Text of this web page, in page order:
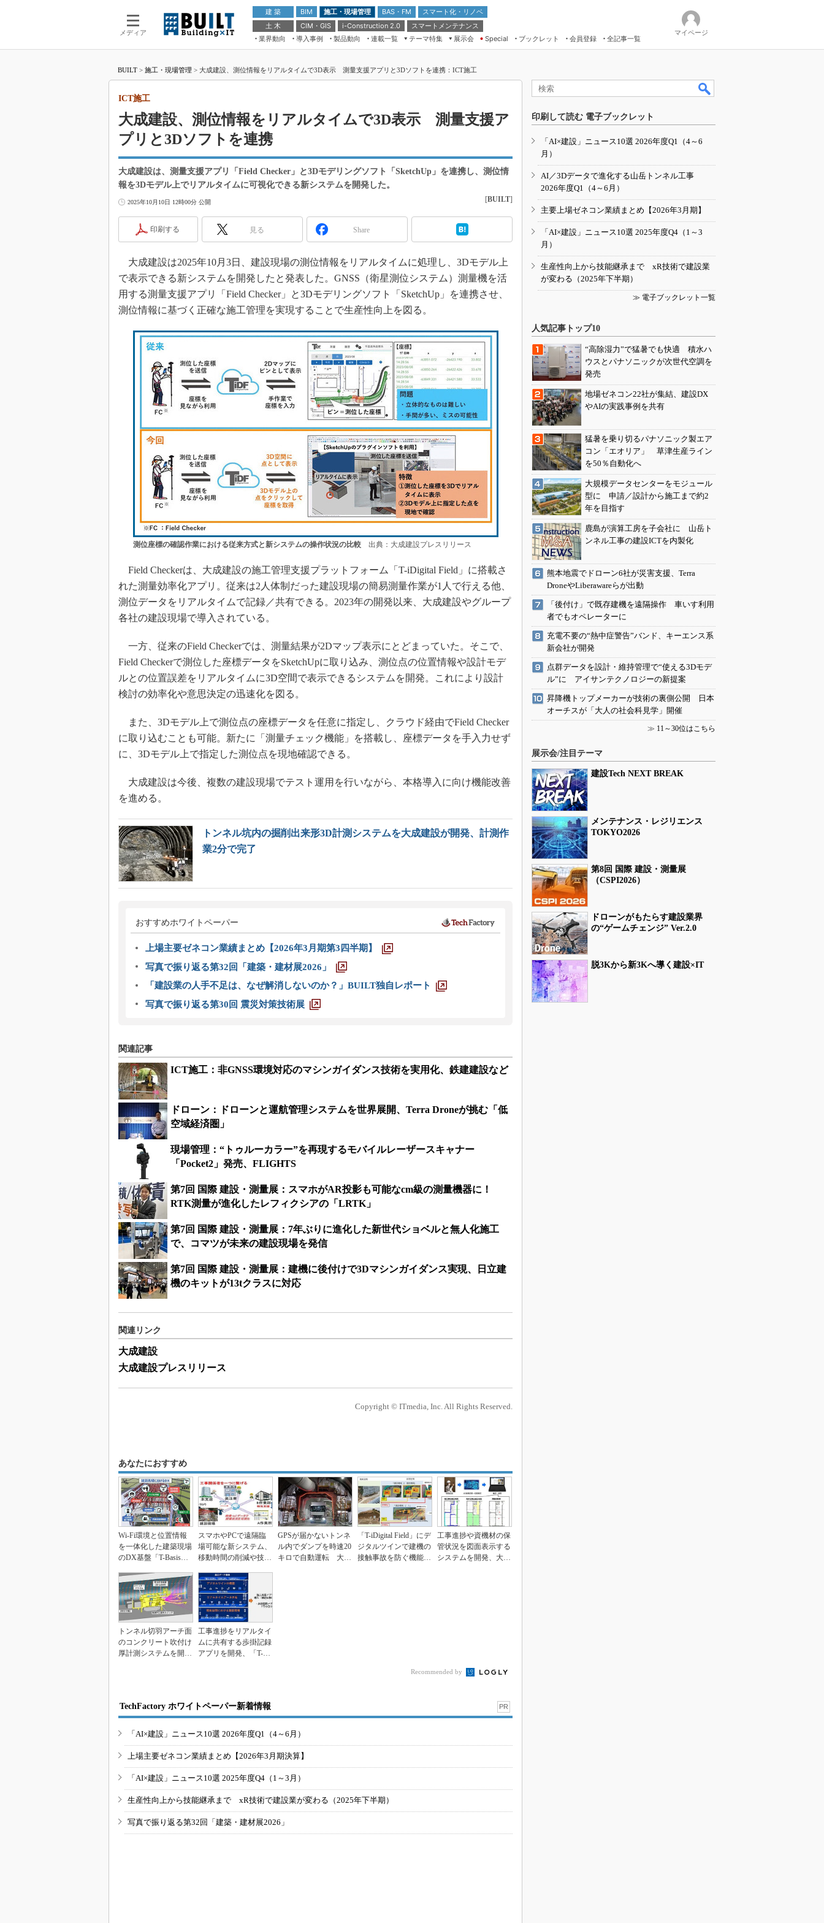
メディア
建 築 BIM 施工・現場管理 BAS・FM
スマート化・リノベ
土 木
CIM・GIS i-Construction 2.0
スマートメンテナンス
業界動向
導入事例 製品動向 連載一覧
テーマ特集
ドローンがもたらす建設業界の“ゲー
ムチェンジ” Ver.2.0
“Society5.0”時代のスマートビル
展示会
第8回 国際 建設・測量展
築・土木・不動産の先端技術展－
メンテナンス・レジリエンスOSAKA
日本 ものづくりワールド 2020
IGAS2018
Special ブックレット 会員登録 全記事一覧
マイページ
BUILT > 施工・現場管理 > 大成建設、測位情報をリアルタイムで3D表示 測量支援アプリと3Dソフトを連携：ICT施工
大成建設、測位情報をリアルタイムで3D表示 測量支援ア
プリと3Dソフトを連携
ICT施工
大成建設は、測量支援アプリ「Field Checker」と3Dモデリングソフト「SketchUp」を連携し、測位情
報を3Dモデル上でリアルタイムに可視化できる新システムを開発した。
2025年10月10日 12時00分 公開 [BUILT]
印刷する 見る Share
大成建設は2025年10月3日、建設現場の測位情報をリアルタイムに処理し、3Dモデル上
で表示できる新システムを開発したと発表した。GNSS（衛星測位システム）測量機を活
用する測量支援アプリ「Field Checker」と3Dモデリングソフト「SketchUp」を連携させ、
測位情報に基づく正確な施工管理を実現することで生産性向上を図る。
測位座標の確認作業における従来方式と新システムの操作状況の比較出典：大成建設プレスリリース
Field Checkerは、大成建設の施工管理支援プラットフォーム「T-iDigital Field」に搭載さ
れた測量効率化アプリ。従来は2人体制だった建設現場の簡易測量作業が1人で行える他、
測位データをリアルタイムで記録／共有できる。2023年の開発以来、大成建設やグループ
各社の建設現場で導入されている。
一方、従来のField Checkerでは、測量結果が2Dマップ表示にとどまっていた。そこで、
Field Checkerで測位した座標データをSketchUpに取り込み、測位点の位置情報や設計モデ
ルとの位置誤差をリアルタイムに3D空間で表示できるシステムを開発。これにより設計
検討の効率化や意思決定の迅速化を図る。
また、3Dモデル上で測位点の座標データを任意に指定し、クラウド経由でField Checker
に取り込むことも可能。新たに「測量チェック機能」を搭載し、座標データを手入力せず
に、3Dモデル上で指定した測位点を現地確認できる。
大成建設は今後、複数の建設現場でテスト運用を行いながら、本格導入に向け機能改善
を進める。
トンネル坑内の掘削出来形3D計測システムを大成建設が開発、計測作
業2分で完了
おすすめホワイトペーパー
上場主要ゼネコン業績まとめ【2026年3月期第3四半期】
写真で振り返る第32回「建築・建材展2026」
「建設業の人手不足は、なぜ解消しないのか？」BUILT独自レポート
写真で振り返る第30回 震災対策技術展
関連記事
ICT施工：非GNSS環境対応のマシンガイダンス技術を実用化、鉄建建設など
ドローン：ドローンと運航管理システムを世界展開、Terra Droneが挑む「低
空域経済圏」
現場管理：“トゥルーカラー”を再現するモバイルレーザースキャナー
「Pocket2」発売、FLIGHTS
第7回 国際 建設・測量展：スマホがAR投影も可能なcm級の測量機器に！
RTK測量が進化したレフィクシアの「LRTK」
第7回 国際 建設・測量展：7年ぶりに進化した新世代ショベルと無人化施工
で、コマツが未来の建設現場を発信
第7回 国際 建設・測量展：建機に後付けで3Dマシンガイダンス実現、日立建
機のキットが13tクラスに対応
関連リンク
大成建設
大成建設プレスリリース
Copyright © ITmedia, Inc. All Rights Reserved.
あなたにおすすめ
Wi-Fi環境と位置情報
を一体化した建築現場
のDX基盤「T-Basis
スマホやPCで遠隔臨
場可能な新システム、
移動時間の削減や技能
GPSが届かないトンネ
ル内でダンプを時速20
キロで自動運転 大成
「T-iDigital Field」にデ
ジタルツインで建機の
接触事故を防ぐ機能
工事進捗や資機材の保
管状況を図面表示する
システムを開発、大成
トンネル切羽アーチ面
のコンクリート吹付け
厚計測システムを開
工事進捗をリアルタイ
ムに共有する歩掛記録
アプリを開発、「T-iD
Recommended by
TechFactory ホワイトペーパー新着情報 PR
「AI×建設」ニュース10選 2026年度Q1（4～6月）
上場主要ゼネコン業績まとめ【2026年3月期決算】
「AI×建設」ニュース10選 2025年度Q4（1～3月）
生産性向上から技能継承まで xR技術で建設業が変わる（2025年下半期）
写真で振り返る第32回「建築・建材展2026」
印刷して読む 電子ブックレット
「AI×建設」ニュース10選 2026年度Q1（4～6
月）
AI／3Dデータで進化する山岳トンネル工事
2026年度Q1（4～6月）
主要上場ゼネコン業績まとめ【2026年3月期】
「AI×建設」ニュース10選 2025年度Q4（1～3
月）
生産性向上から技能継承まで xR技術で建設業
が変わる（2025年下半期）
≫ 電子ブックレット一覧
人気記事トップ10
“高除湿力”で猛暑でも快適 積水ハ
ウスとパナソニックが次世代空調を
発売
地場ゼネコン22社が集結、建設DX
やAIの実践事例を共有
猛暑を乗り切るパナソニック製エア
コン「エオリア」 草津生産ライン
を50％自動化へ
大規模データセンターをモジュール
型に 申請／設計から施工まで約2
年を目指す
鹿島が演算工房を子会社に 山岳ト
ンネル工事の建設ICTを内製化
熊本地震でドローン6社が災害支援、Terra
DroneやLiberawareらが出動
「後付け」で既存建機を遠隔操作 車いす利用
者でもオペレーターに
充電不要の“熱中症警告”バンド、キーエンス系
新会社が開発
点群データを設計・維持管理で“使える3Dモデ
ル”に アイサンテクノロジーの新提案
昇降機トップメーカーが技術の裏側公開 日本
オーチスが「大人の社会科見学」開催
≫ 11～30位はこちら
展示会/注目テーマ
建設Tech NEXT BREAK
メンテナンス・レジリエンス
TOKYO2026
第8回 国際 建設・測量展
（CSPI2026）
ドローンがもたらす建設業界
の“ゲームチェンジ” Ver.2.0
脱3Kから新3Kへ導く建設×IT